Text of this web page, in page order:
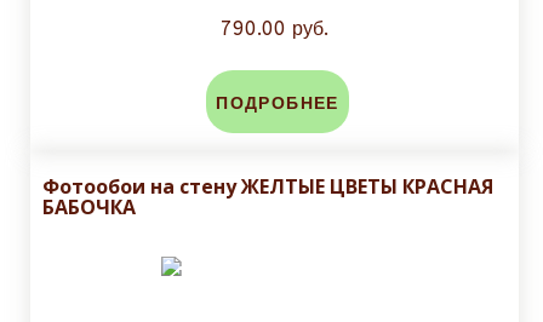
790.00 руб.
ПОДРОБНЕЕ
Фотообои на стену ЖЕЛТЫЕ ЦВЕТЫ КРАСНАЯ
БАБОЧКА